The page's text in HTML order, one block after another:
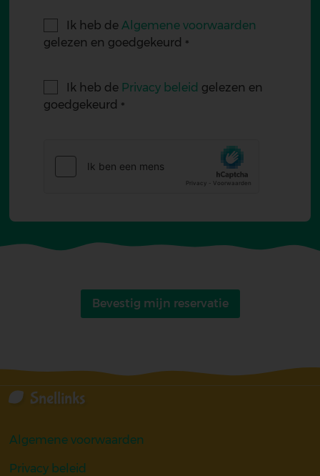
Ik heb de Algemene voorwaarden
gelezen en goedgekeurd
Ik heb de Privacy beleid gelezen en
goedgekeurd
Bevestig mijn reservatie
Snellinks
Algemene voorwaarden
Privacy beleid